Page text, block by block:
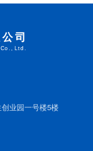
业园一号楼5楼